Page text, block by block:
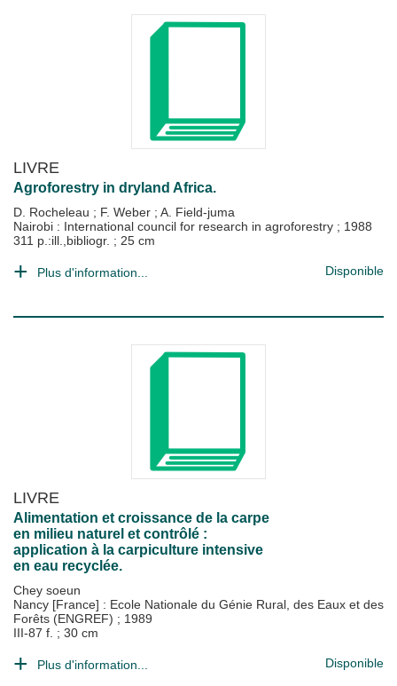
LIVRE
Agroforestry in dryland Africa.
D. Rocheleau ; F. Weber ; A. Field-juma
Nairobi : International council for research in agroforestry ; 1988
311 p.:ill.,bibliogr. ; 25 cm
Plus d'information... Disponible
LIVRE
Alimentation et croissance de la carpe
en milieu naturel et contrôlé :
application à la carpiculture intensive
en eau recyclée.
Chey soeun
Nancy [France] : Ecole Nationale du Génie Rural, des Eaux et des
Forêts (ENGREF) ; 1989
III-87 f. ; 30 cm
Plus d'information... Disponible